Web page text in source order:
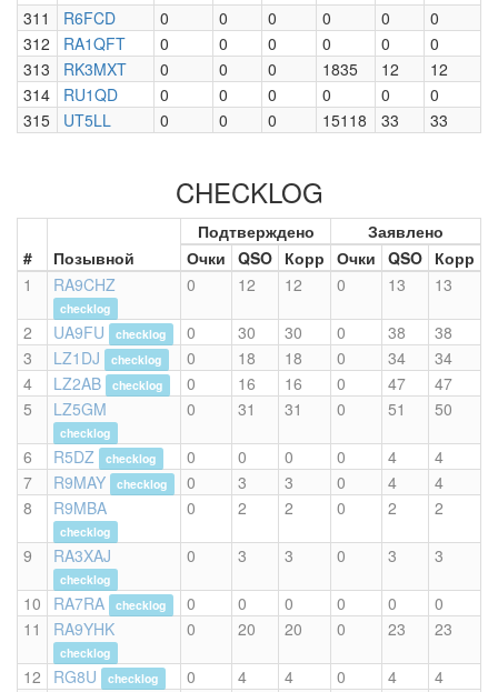
311
R6FCD 0 0 0 0 0
0
312
RA1QFT 0 0 0 0 0
0
313
RK3MXT 0 0 0 1835 12
12
314
RU1QD 0 0 0 0 0
0
315
UT5LL 0 0 0 15118 33 33
CHECKLOG
# Позывной
Подтверждено
Заявлено
Очки QSO Корр Очки QSO Корр
1
RA9CHZ
checklog
0 12 12 0 13 13
2 UA9FU checklog 0 30 30 0 38
38
3
LZ1DJ checklog 0 18 18 0 34
34
4
LZ2AB checklog 0 16 16 0 47
47
5
LZ5GM
checklog
0 31 31 0 51 50
6 R5DZ checklog 0 0 0 0 4
4
7
R9MAY checklog 0 3 3 0 4
4
8
R9MBA
checklog
0 2 2 0 2 2
9 RA3XAJ
checklog
0 3 3 0 3 3
10 RA7RA checklog 0 0 0 0 0
0
11
RA9YHK
checklog
0 20 20 0 23 23
12 RG8U checklog 0 4 4 0 4
4